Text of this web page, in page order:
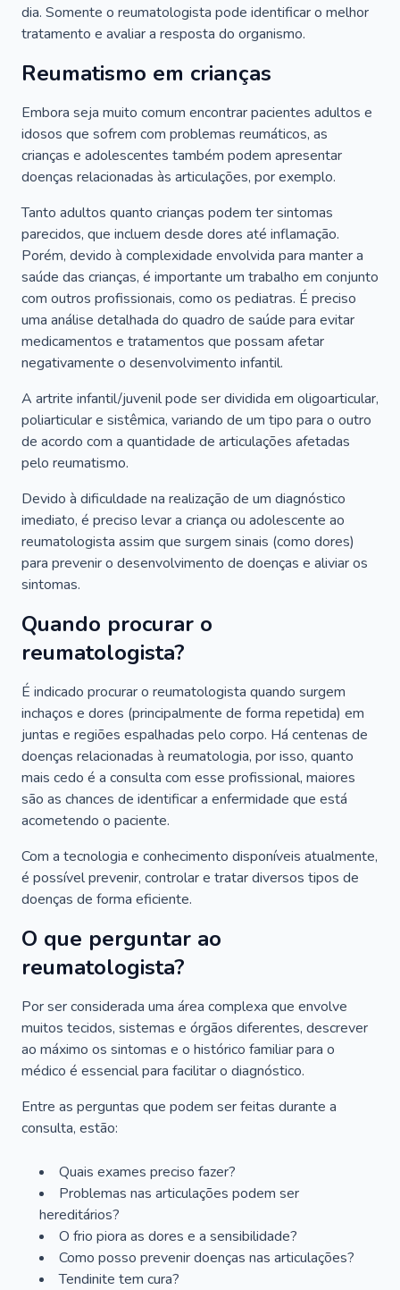
dia. Somente o reumatologista pode identificar o melhor
tratamento e avaliar a resposta do organismo.
Reumatismo em crianças
Embora seja muito comum encontrar pacientes adultos e
idosos que sofrem com problemas reumáticos, as
crianças e adolescentes também podem apresentar
doenças relacionadas às articulações, por exemplo.
Tanto adultos quanto crianças podem ter sintomas
parecidos, que incluem desde dores até inflamação.
Porém, devido à complexidade envolvida para manter a
saúde das crianças, é importante um trabalho em conjunto
com outros profissionais, como os pediatras. É preciso
uma análise detalhada do quadro de saúde para evitar
medicamentos e tratamentos que possam afetar
negativamente o desenvolvimento infantil.
A artrite infantil/juvenil pode ser dividida em oligoarticular,
poliarticular e sistêmica, variando de um tipo para o outro
de acordo com a quantidade de articulações afetadas
pelo reumatismo.
Devido à dificuldade na realização de um diagnóstico
imediato, é preciso levar a criança ou adolescente ao
reumatologista assim que surgem sinais (como dores)
para prevenir o desenvolvimento de doenças e aliviar os
sintomas.
Quando procurar o
reumatologista?
É indicado procurar o reumatologista quando surgem
inchaços e dores (principalmente de forma repetida) em
juntas e regiões espalhadas pelo corpo. Há centenas de
doenças relacionadas à reumatologia, por isso, quanto
mais cedo é a consulta com esse profissional, maiores
são as chances de identificar a enfermidade que está
acometendo o paciente.
Com a tecnologia e conhecimento disponíveis atualmente,
é possível prevenir, controlar e tratar diversos tipos de
doenças de forma eficiente.
O que perguntar ao
reumatologista?
Por ser considerada uma área complexa que envolve
muitos tecidos, sistemas e órgãos diferentes, descrever
ao máximo os sintomas e o histórico familiar para o
médico é essencial para facilitar o diagnóstico.
Entre as perguntas que podem ser feitas durante a
consulta, estão:
Quais exames preciso fazer?
Problemas nas articulações podem ser
hereditários?
O frio piora as dores e a sensibilidade?
Como posso prevenir doenças nas articulações?
Tendinite tem cura?